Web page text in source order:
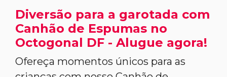
Diversão para a garotada com
Canhão de Espumas no
Octogonal DF - Alugue agora!
Ofereça momentos únicos para as